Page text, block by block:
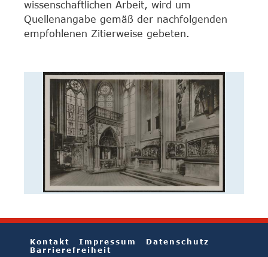
wissenschaftlichen Arbeit, wird um
Quellenangabe gemäß der nachfolgenden
empfohlenen Zitierweise gebeten.
Kontakt Impressum
Datenschutz
Barrierefreiheit